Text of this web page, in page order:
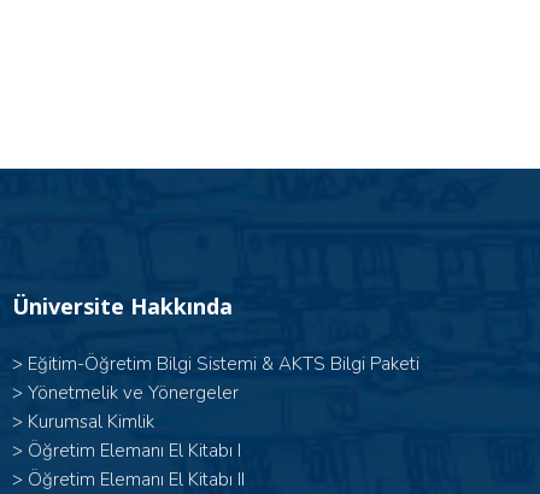
Üniversite Hakkında
> Eğitim-Öğretim Bilgi Sistemi & AKTS Bilgi Paketi
> Yönetmelik ve Yönergeler
> Kurumsal Kimlik
> Öğretim Elemanı El Kitabı I
> Öğretim Elemanı El Kitabı II